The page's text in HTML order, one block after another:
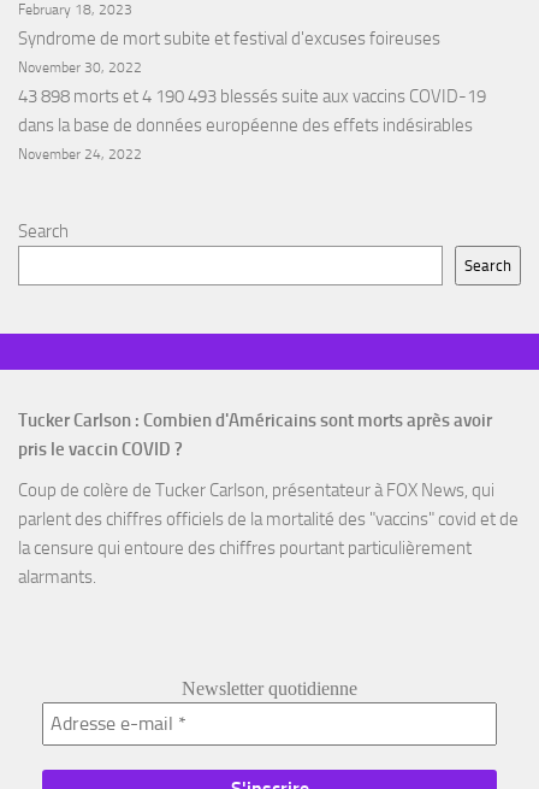
February 18, 2023
Syndrome de mort subite et festival d'excuses foireuses
November 30, 2022
43 898 morts et 4 190 493 blessés suite aux vaccins COVID-19
dans la base de données européenne des effets indésirables
November 24, 2022
Search
Search
Tucker Carlson : Combien d'Américains sont morts après avoir
pris le vaccin COVID ?
Coup de colère de Tucker Carlson, présentateur à FOX News, qui
parlent des chiffres officiels de la mortalité des "vaccins" covid et de
la censure qui entoure des chiffres pourtant particulièrement
alarmants.
Newsletter quotidienne